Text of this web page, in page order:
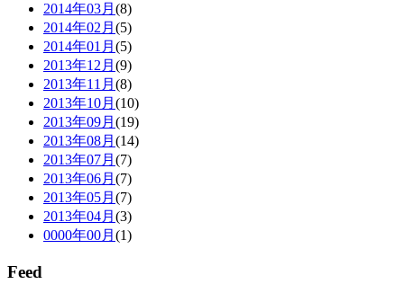
2014年03月 (8)
2014年02月 (5)
2014年01月 (5)
2013年12月 (9)
2013年11月 (8)
2013年10月 (10)
2013年09月 (19)
2013年08月 (14)
2013年07月 (7)
2013年06月 (7)
2013年05月 (7)
2013年04月 (3)
0000年00月 (1)
Feed